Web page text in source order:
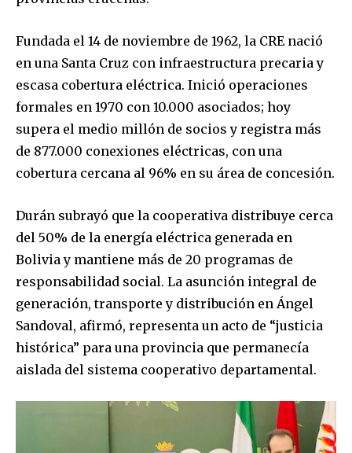
Fundada el 14 de noviembre de 1962, la CRE nació
en una Santa Cruz con infraestructura precaria y
escasa cobertura eléctrica. Inició operaciones
formales en 1970 con 10.000 asociados; hoy
supera el medio millón de socios y registra más
de 877.000 conexiones eléctricas, con una
cobertura cercana al 96% en su área de concesión.
Durán subrayó que la cooperativa distribuye cerca
del 50% de la energía eléctrica generada en
Bolivia y mantiene más de 20 programas de
responsabilidad social. La asunción integral de
generación, transporte y distribución en Ángel
Sandoval, afirmó, representa un acto de “justicia
histórica” para una provincia que permanecía
aislada del sistema cooperativo departamental.